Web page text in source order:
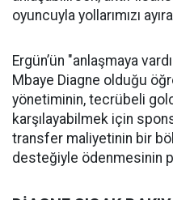
oyuncuyla yollarımızı
Ergün’ün "anlaşmaya
Mbaye Diagne olduğu
yönetiminin, tecrübeli
karşılayabilmek için
transfer maliyetinin bir
desteğiyle ödenmesinin